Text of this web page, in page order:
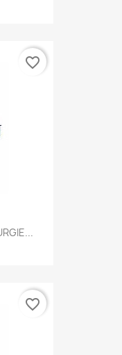
favorite_border
favorite_border